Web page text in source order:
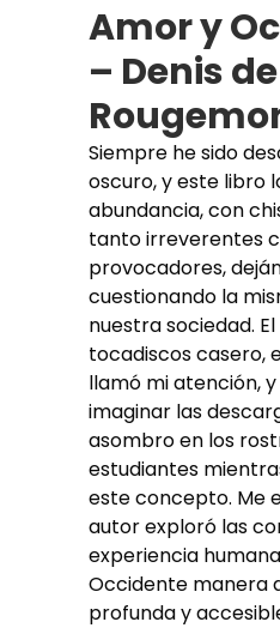
Amor y
– Denis de
Siempre he sido
oscuro, y este libro
abundancia, con
tanto irreverentes
provocadores,
cuestionando la
nuestra sociedad.
tocadiscos casero,
llamó mi atención,
imaginar las
asombro en los
estudiantes
este concepto. Me
autor exploró las
experiencia
Occidente manera
profunda y